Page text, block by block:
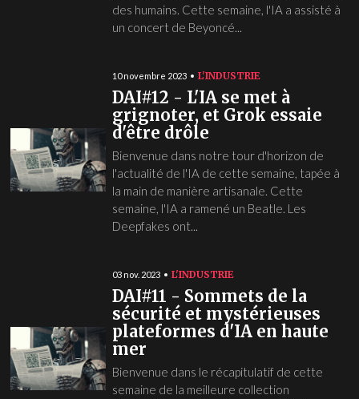
des humains. Cette semaine, l'IA a assisté à
un concert de Beyoncé...
10 novembre 2023 L'INDUSTRIE
DAI#12 - L'IA se met à
grignoter, et Grok essaie
d'être drôle
Bienvenue dans notre tour d'horizon de
l'actualité de l'IA de cette semaine, tapée à
la main de manière artisanale. Cette
semaine, l'IA a ramené un Beatle. Les
Deepfakes ont...
03 nov. 2023 L'INDUSTRIE
DAI#11 - Sommets de la
sécurité et mystérieuses
plateformes d'IA en haute
mer
Bienvenue dans le récapitulatif de cette
semaine de la meilleure collection